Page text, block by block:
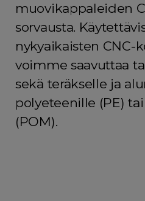
muovikappaleiden
sorvausta.
nykyaikaisten CNC-
voimme saavuttaa
sekä teräkselle ja
polyeteenille (PE)
(POM).